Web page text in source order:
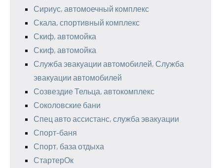
Сириус, автомоечный комплекс
Скала, спортивный комплекс
Скиф, автомойка
Скиф, автомойка
Служба эвакуации автомобилей, Служба
эвакуации автомобилей
Созвездие Тельца, автокомплекс
Соколовские бани
Спец авто ассистанс, служба эвакуации
Спорт-баня
Спорт, база отдыха
СтартерОк